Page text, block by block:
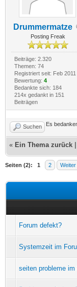
Drummermatze
Posting Freak
Beiträge: 2.320
Themen: 74
Registriert seit: Feb 2011
Bewertung: 4
Bedankte sich: 184
214x gedankt in 151
Beiträgen
Suchen Es
« Ein Thema zurück
Seiten (2): 1 2 Weiter
Forum defekt?
Systemzeit im
seiten probleme im